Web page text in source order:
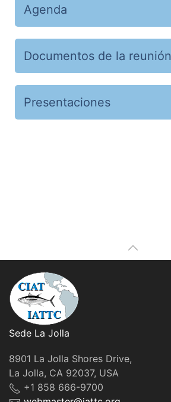
Agenda
Documentos de la reunión
Presentaciones
Sede La Jolla
8901 La Jolla Shores Drive,
La Jolla, CA 92037, USA
+1 858 666-9700